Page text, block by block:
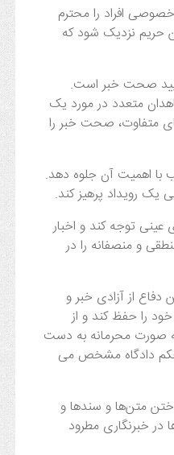
خصوصی افراد را محترم
حریم نزدیک شود که
صحت خبر است.
متعدد در مورد یک
متفاوت، صحت خبر را
با اهمیت آن جلوه دهد.
یک رویداد پرهیز کند.
عينی توجه کند و اخبار
و منصفانه را در
از آزادی خبر و
خود را حفظ کند و از
صورت محرمانه به دست
حکم دادگاه مشخص می
متن‌ها و سندها و
در خبرنگاری مطرود